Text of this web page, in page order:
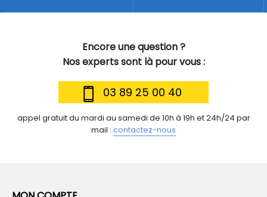
Encore une question ?
Nos experts sont là pour vous :
03 89 25 00 40
appel gratuit du mardi au samedi de 10h à 19h et 24h/24 par
mail : contactez-nous